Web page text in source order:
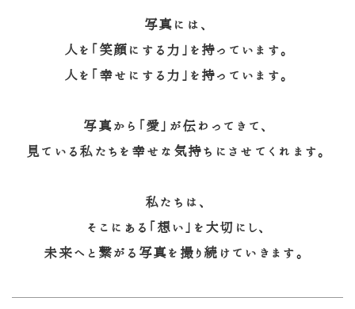
写真には、
人を「笑顔にする力」を持っています。
人を「幸せにする力」を持っています。
写真から「愛」が伝わってきて、
見ている私たちを幸せな気持ちにさせてくれます。
私たちは、
そこにある「想い」を大切にし、
未来へと繋がる写真を撮り続けていきます。